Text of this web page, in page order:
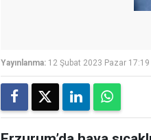
Yayınlanma: 12 Şubat 2023 Pazar 17:19